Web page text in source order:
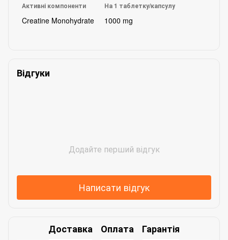
Активні компоненти На 1 таблетку/капсулу
Creatine Monohydrate 1000 mg
Відгуки
Додайте перший відгук
Написати відгук
Доставка Оплата Гарантія